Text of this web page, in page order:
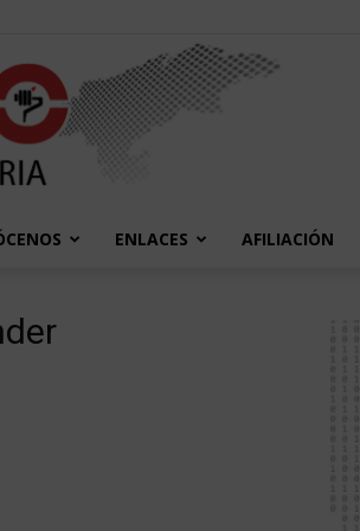
ENLACES AFILIACIÓN